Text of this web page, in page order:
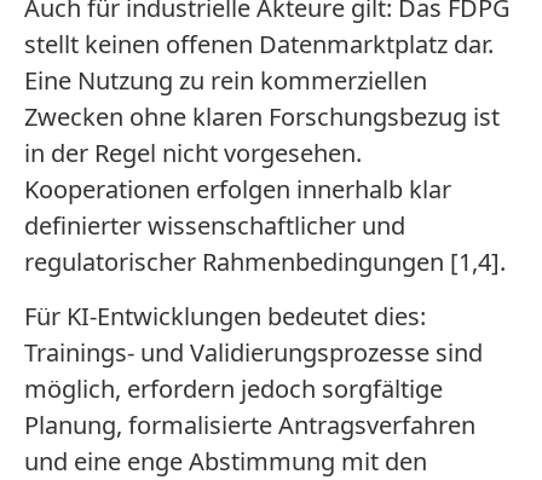
Auch für industrielle Akteure gilt: Das FDPG
stellt keinen offenen Datenmarktplatz dar.
Eine Nutzung zu rein kommerziellen
Zwecken ohne klaren Forschungsbezug ist
in der Regel nicht vorgesehen.
Kooperationen erfolgen innerhalb klar
definierter wissenschaftlicher und
regulatorischer Rahmenbedingungen [1,4].
Für KI-Entwicklungen bedeutet dies:
Trainings- und Validierungsprozesse sind
möglich, erfordern jedoch sorgfältige
Planung, formalisierte Antragsverfahren
und eine enge Abstimmung mit den